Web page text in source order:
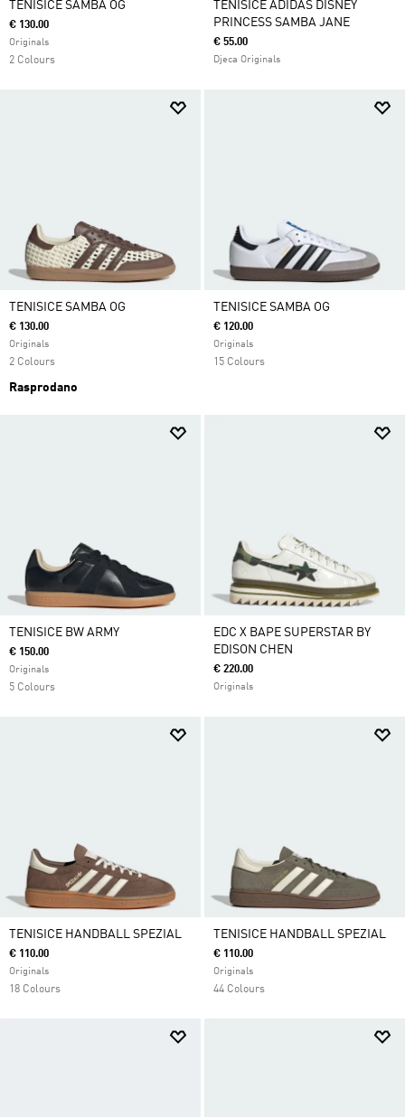
TENISICE SAMBA OG
€ 130.00
Originals
2 Colours
TENISICE ADIDAS DISNEY
PRINCESS SAMBA JANE
€ 55.00
Djeca Originals
TENISICE SAMBA OG
€ 130.00
Originals
2 Colours
Rasprodano
TENISICE SAMBA OG
€ 120.00
Originals
15 Colours
TENISICE BW ARMY
€ 150.00
Originals
5 Colours
EDC X BAPE SUPERSTAR BY
EDISON CHEN
€ 220.00
Originals
TENISICE HANDBALL SPEZIAL
€ 110.00
Originals
18 Colours
TENISICE HANDBALL SPEZIAL
€ 110.00
Originals
44 Colours